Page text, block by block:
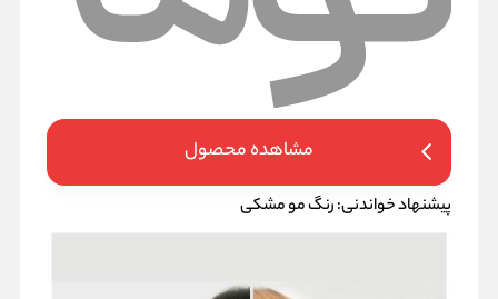
مشاهده محصول
پیشنهاد خواندنی:رنگ مو مشکی